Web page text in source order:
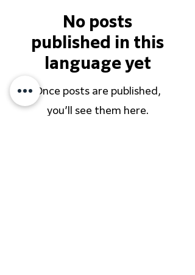
No posts
published in this
language yet
Once posts are published,
you’ll see them here.